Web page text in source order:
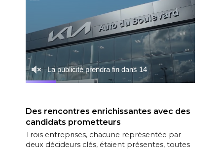
Des rencontres enrichissantes avec des
candidats prometteurs
Trois entreprises, chacune représentée par
deux décideurs clés, étaient présentes, toutes